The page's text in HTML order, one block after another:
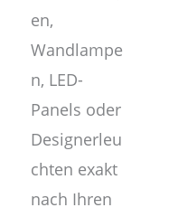
en,
Wandlampe
n, LED-
Panels oder
Designerleu
chten exakt
nach Ihren